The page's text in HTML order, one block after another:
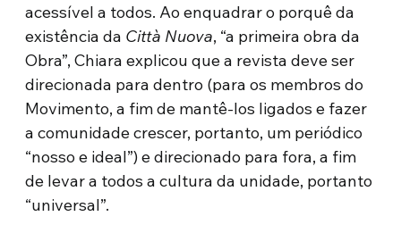
acessível a todos. Ao enquadrar o porquê da
existência da Città Nuova, “a primeira obra da
Obra”, Chiara explicou que a revista deve ser
direcionada para dentro (para os membros do
Movimento, a fim de mantê-los ligados e fazer
a comunidade crescer, portanto, um periódico
“nosso e ideal”) e direcionado para fora, a fim
de levar a todos a cultura da unidade, portanto
“universal”.